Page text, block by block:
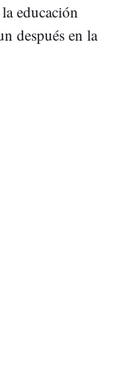
educación
después en la